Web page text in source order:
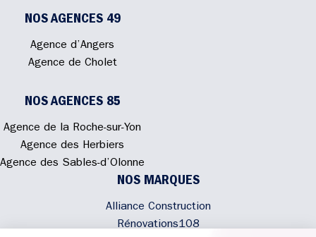
NOS AGENCES 49
Agence d’Angers
Agence de Cholet
NOS AGENCES 85
Agence de la Roche-sur-Yon
Agence des Herbiers
Agence des Sables-d’Olonne
NOS MARQUES
Alliance Construction
Rénovations108